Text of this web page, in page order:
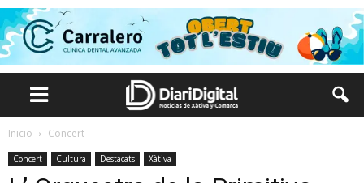
Inicio Concert
Concert Cultura Destacats Xàtiva